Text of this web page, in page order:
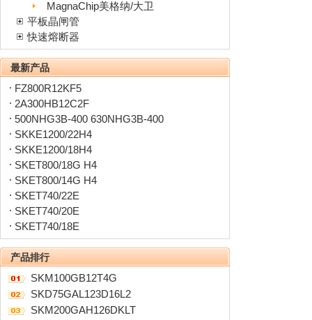
MagnaChip美格纳/大卫
平板晶闸管
快速熔断器
最新产品
FZ800R12KF5
2A300HB12C2F
500NHG3B-400 630NHG3B-400
SKKE1200/22H4
SKKE1200/18H4
SKET800/18G H4
SKET800/14G H4
SKET740/22E
SKET740/20E
SKET740/18E
产品排行
SKM100GB12T4G
SKD75GAL123D16L2
SKM200GAH126DKLT